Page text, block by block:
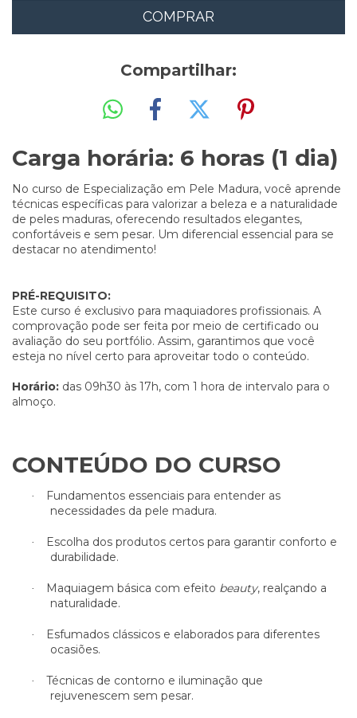
Compartilhar:
Carga horária: 6 horas (1 dia)
No curso de Especialização em Pele Madura, você aprende
técnicas específicas para valorizar a beleza e a naturalidade
de peles maduras, oferecendo resultados elegantes,
confortáveis e sem pesar. Um diferencial essencial para se
destacar no atendimento!
PRÉ-REQUISITO:
Este curso é exclusivo para maquiadores profissionais. A
comprovação pode ser feita por meio de certificado ou
avaliação do seu portfólio. Assim, garantimos que você
esteja no nível certo para aproveitar todo o conteúdo.
Horário: das 09h30 às 17h, com 1 hora de intervalo para o
almoço.
CONTEÚDO DO CURSO
·
Fundamentos essenciais para entender as
necessidades da pele madura.
·
Escolha dos produtos certos para garantir conforto e
durabilidade.
· Maquiagem básica com efeito beauty, realçando a
naturalidade.
·
Esfumados clássicos e elaborados para diferentes
ocasiões.
·
Técnicas de contorno e iluminação que
rejuvenescem sem pesar.